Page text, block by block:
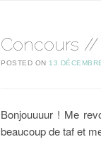
Concours
POSTED ON 13
Bonjouuuur ! Me
beaucoup de taf et